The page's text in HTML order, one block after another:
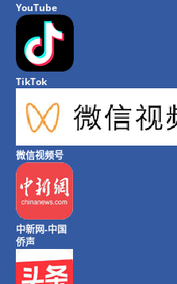
YouTube
TikTok
微信视频号
中新网-中国
侨声